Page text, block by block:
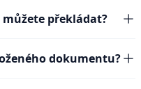
překládat?
dokumentu?